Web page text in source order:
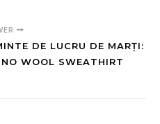
DE LUCRU DE MARȚI:
WOOL SWEATHIRT